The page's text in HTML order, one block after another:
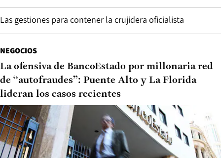
Las gestiones para contener la crujidera oficialista
NEGOCIOS
La ofensiva de BancoEstado por millonaria red
de “autofraudes”: Puente Alto y La Florida
lideran los casos recientes